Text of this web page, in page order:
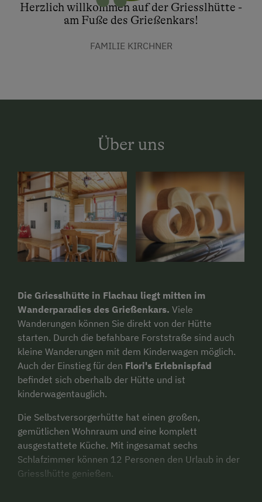
Herzlich willkommen auf der Griesslhütte -
am Fuße des Grießenkars!
FAMILIE KIRCHNER
Über uns
Die Griesslhütte in Flachau liegt mitten im
Wanderparadies des Grießenkars. Viele
Wanderungen können Sie direkt von der Hütte
starten. Durch die befahbare Forststraße sind auch
kleine Wanderungen mit dem Kinderwagen möglich.
Auch der Einstieg für den Flori's Erlebnispfad
befindet sich oberhalb der Hütte und ist
kinderwagentauglich.
Die Selbstversorgerhütte hat einen großen,
gemütlichen Wohnraum und eine komplett
ausgestattete Küche. Mit ingesamat sechs
Schlafzimmer können 12 Personen den Urlaub in der
Griesslhütte genießen.